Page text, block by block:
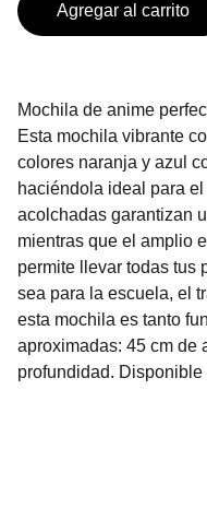
Agregar al carrito
Mochila de anime
Esta mochila vibrante
colores naranja y azul
haciéndola ideal para
acolchadas garantizan
mientras que el amplio
permite llevar todas tus
sea para la escuela, el
esta mochila es tanto
aproximadas: 45 cm de
profundidad.